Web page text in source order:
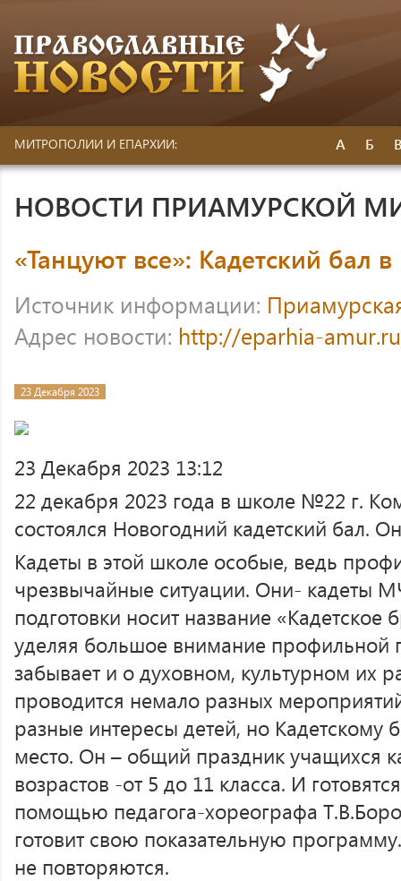
МИТРОПОЛИИ И ЕПАРХИИ: А Б
НОВОСТИ ПРИАМУРСКОЙ
«Танцуют все»: Кадетский
Источник информации:
Адрес новости: http://eparhia-
23 Декабря 2023
23 Декабря 2023 13:12
22 декабря 2023 года в школе №22 г.
состоялся Новогодний кадетский бал.
Кадеты в этой школе особые, ведь
чрезвычайные ситуации. Они- кадеты
подготовки носит название «Кадетское
уделяя большое внимание профильной
забывает и о духовном, культурном их
проводится немало разных
разные интересы детей, но Кадетскому
место. Он – общий праздник учащихся
возрастов -от 5 до 11 класса. И
помощью педагога-хореографа
готовит свою показательную
не повторяются.